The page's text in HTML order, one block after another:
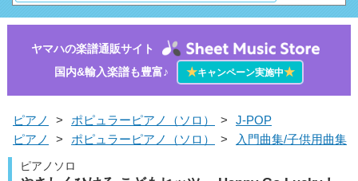
ヤマハの楽譜通販サイト
国内&輸入楽譜も豊富♪
★キャンペーン実施中★
ピアノ > ポピュラーピアノ（ソロ） >
J-POP
ピアノ
> ポピュラーピアノ（ソロ） > 入門曲集/子供用曲集
ピアノソロ